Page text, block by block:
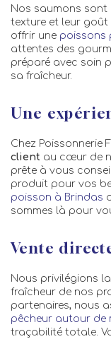
Nos saumons sont
texture et leur goût
offrir une poissons
attentes des
préparé avec soin
sa fraîcheur.
Une
Chez Poissonnerie
client au cœur de
prête à vous
produit pour vos
poisson à Brindas
sommes là pour
Vente
Nous privilégions la
fraîcheur de nos
partenaires, nous
pêcheur autour de
traçabilité totale.